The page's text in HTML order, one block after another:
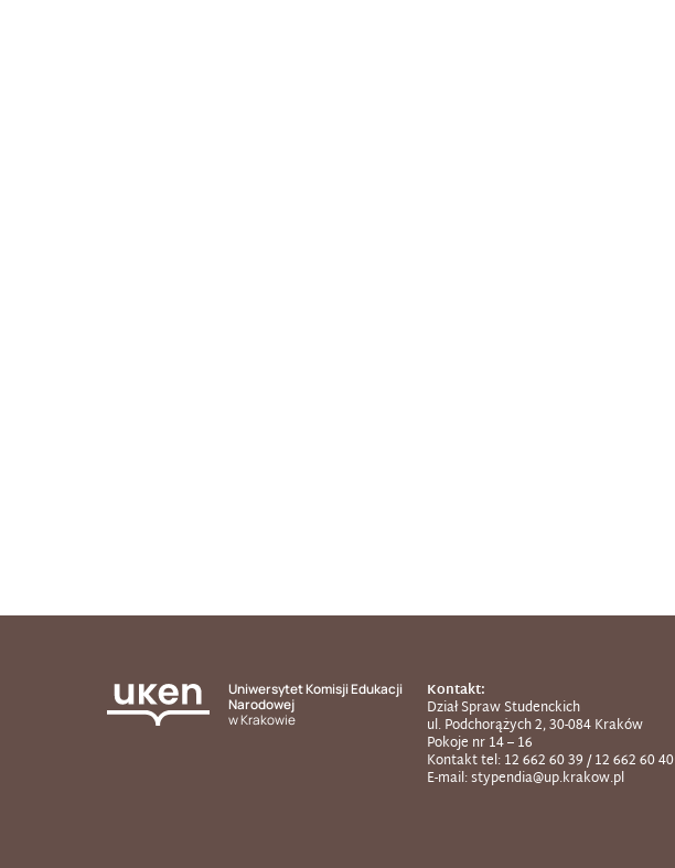
Uniwersytet Komisji Edukacji
Narodowej
w Krakowie
Kontakt:
Dział Spraw Studenckich
ul. Podchorążych 2, 30-084 Kraków
Pokoje nr 14 – 16
Kontakt tel: 12 662 60 39 / 12 662 60 40
E-mail: stypendia@up.krakow.pl